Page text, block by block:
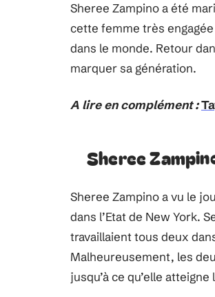
Sheree Zampino a été
cette femme très
dans le monde. Retour
marquer sa génération.
A lire en complément :
Sheree
Sheree Zampino a vu le
dans l’Etat de New York.
travaillaient tous deux
Malheureusement, les
jusqu’à ce qu’elle atteigne